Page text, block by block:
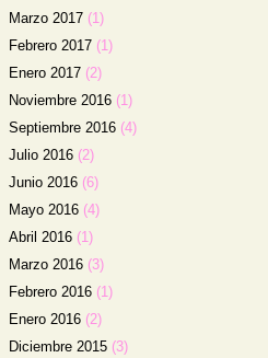
Marzo 2017 (1)
Febrero 2017 (1)
Enero 2017 (2)
Noviembre 2016 (1)
Septiembre 2016 (4)
Julio 2016 (2)
Junio 2016 (6)
Mayo 2016 (4)
Abril 2016 (1)
Marzo 2016 (3)
Febrero 2016 (1)
Enero 2016 (2)
Diciembre 2015 (3)